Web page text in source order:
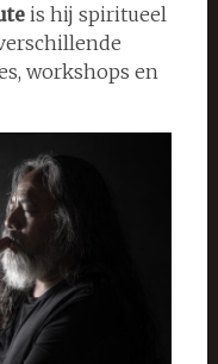
is hij spiritueel
workshops en